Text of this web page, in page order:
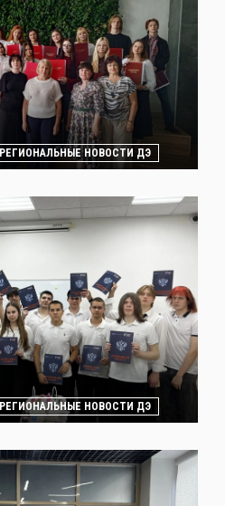
РЕГИОНАЛЬНЫЕ НОВОСТИ ДЭ
РЕГИОНАЛЬНЫЕ НОВОСТИ ДЭ